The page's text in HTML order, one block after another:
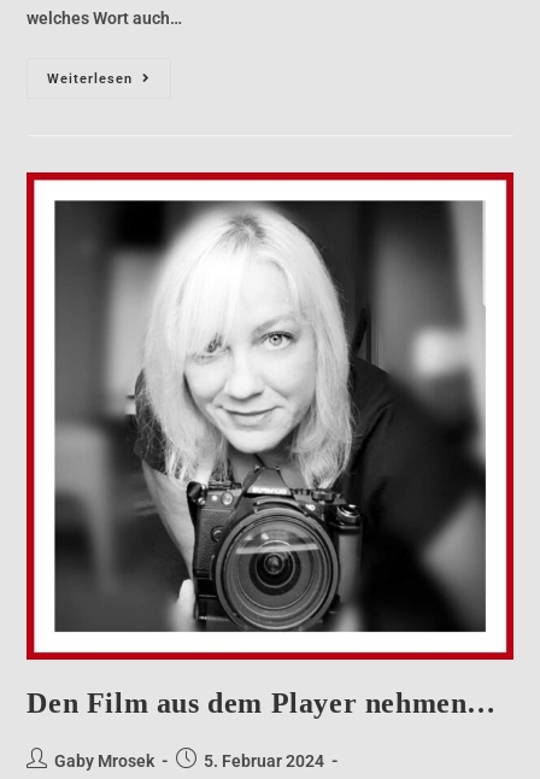
welches Wort auch…
Weiterlesen
Den Film aus dem Player nehmen…
Gaby Mrosek
5. Februar 2024